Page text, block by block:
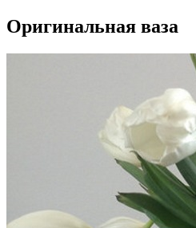
Оригинальная ваза